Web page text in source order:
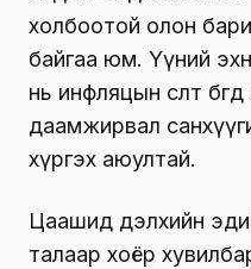
холбоотой олон
байгаа юм. Үүний
нь инфляцын өсөлт
даамжирвал
хүргэх аюултай.
Цаашид дэлхийн
талаар хоёр